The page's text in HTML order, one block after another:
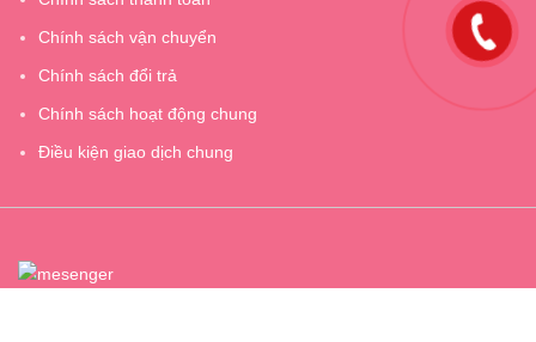
Chính sách vận chuyển
Chính sách đổi trả
Chính sách hoạt động chung
Điều kiện giao dịch chung